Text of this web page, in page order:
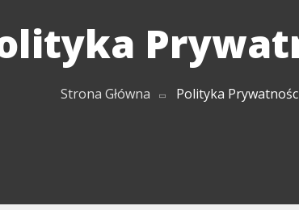
Strona Główna Polityka